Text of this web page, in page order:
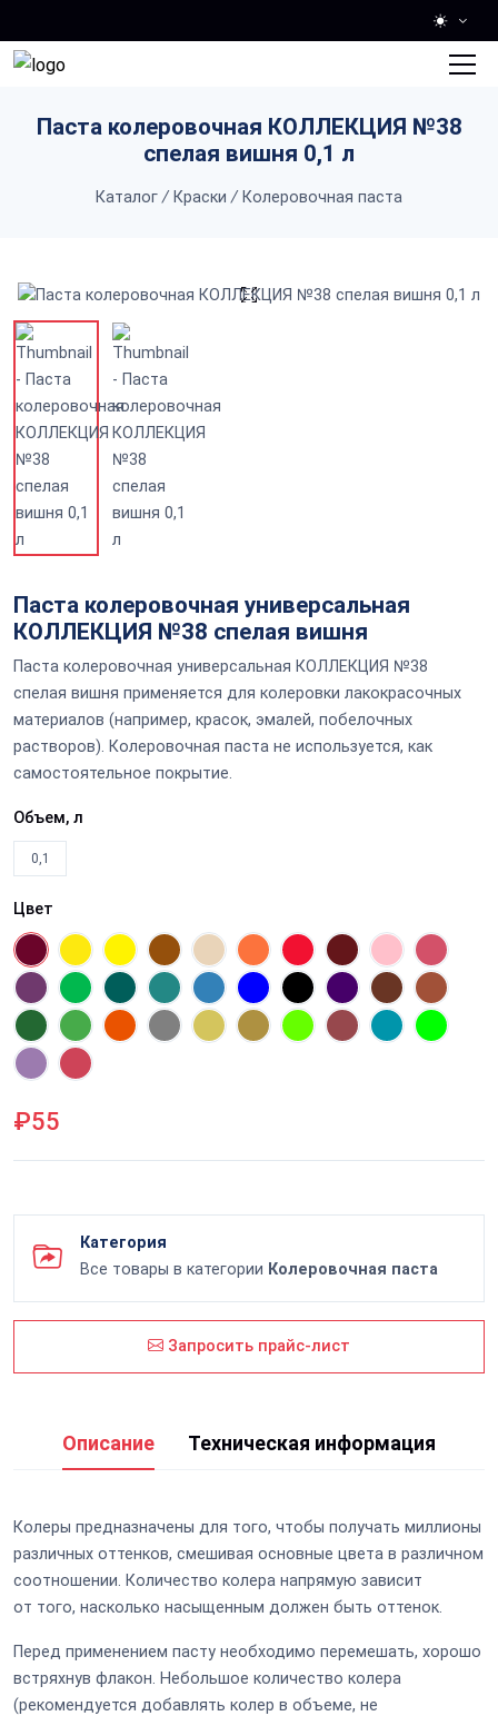
Паста колеровочная КОЛЛЕКЦИЯ №38
спелая вишня 0,1 л
Каталог / Краски / Колеровочная паста
Паста колеровочная универсальная
КОЛЛЕКЦИЯ №38 спелая вишня
Паста колеровочная универсальная КОЛЛЕКЦИЯ №38
спелая вишня применяется для колеровки лакокрасочных
материалов (например, красок, эмалей, побелочных
растворов). Колеровочная паста не используется, как
самостоятельное покрытие.
Объем, л
0,1
Цвет
₽55
Категория
Все товары в категории Колеровочная паста
Запросить прайс-лист
Описание Техническая информация
Колеры предназначены для того, чтобы получать миллионы
различных оттенков, смешивая основные цвета в различном
соотношении. Количество колера напрямую зависит
от того, насколько насыщенным должен быть оттенок.
Перед применением пасту необходимо перемешать, хорошо
встряхнув флакон. Небольшое количество колера
(рекомендуется добавлять колер в объеме, не